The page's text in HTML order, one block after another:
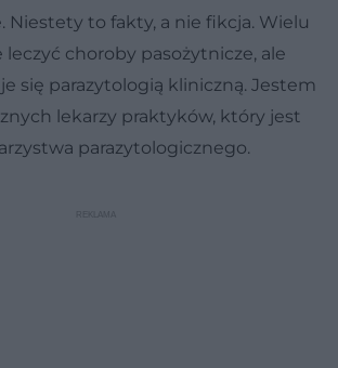
Niestety to fakty, a nie fikcja. Wielu
choroby pasożytnicze, ale
się parazytologią kliniczną. Jestem
lekarzy praktyków, który jest
parazytologicznego.